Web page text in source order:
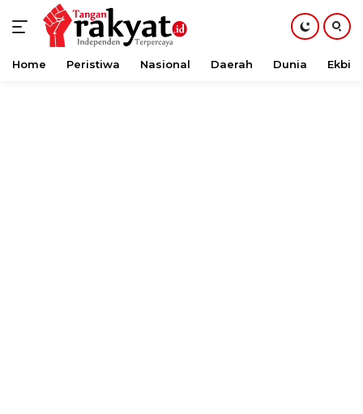
Langsung
Home Peristiwa Nasional Daerah Dunia Ekbis